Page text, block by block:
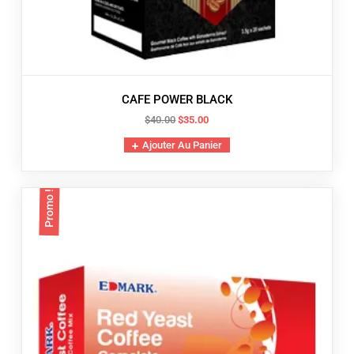
CAFE POWER BLACK
$40.00Le
prix
initial
$35.00Le
prix
actuel
Ajouter Au Panier
Promo !